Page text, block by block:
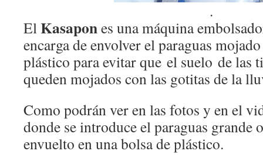
.
ElKasapones una máquina
encarga de envolver el paraguas
plástico para evitar que el suelo de las
queden mojados con las gotitas de la
Como podrán ver en las fotos y en el
donde se introduce el paraguas grande
envuelto en una bolsa de plástico.